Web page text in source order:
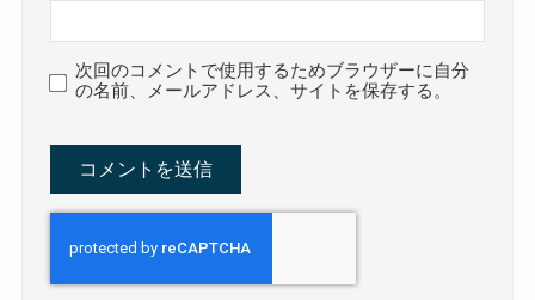
次回のコメントで使用するためブラウザーに自分
の名前、メールアドレス、サイトを保存する。